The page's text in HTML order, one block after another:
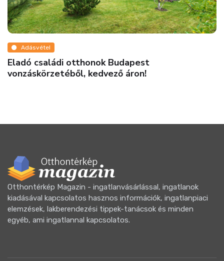
Adásvétel
Eladó családi otthonok Budapest
vonzáskörzetéből, kedvező áron!
Otthontérkép Magazin - ingatlanvásárlással, ingatlanok
kiadásával kapcsolatos hasznos információk, ingatlanpiaci
elemzések, lakberendezési tippek-tanácsok és minden
egyéb, ami ingatlannal kapcsolatos.